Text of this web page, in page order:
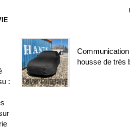
:
housse de très